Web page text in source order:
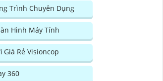
Trình Chuyên Dụng
Hình Máy Tính
Giá Rẻ Visioncop
360